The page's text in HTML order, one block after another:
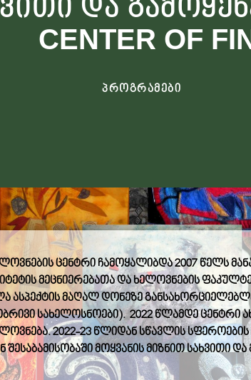
და
CENTER OF
პროგრამები
ცენტრი ჩამოყალიბდა2007წელს
მეცნიერებათადახელოვნების
ასპექტისმაღალდონეზე
სახელოსნოები).2022 წლამდე ცენტრი
2022-23 წლიდან სწავლის
მოყვანის მიზნით სახვითი